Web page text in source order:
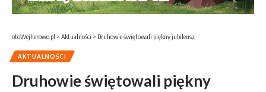
otoWejherowo.pl > Aktualności > Druhowie świętowali piękny jubileusz
AKTUALNOŚCI
Druhowie świętowali piękny